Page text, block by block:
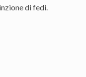
di fedi.